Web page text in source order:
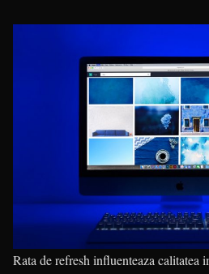
Rata de refresh influenteaza calitatea